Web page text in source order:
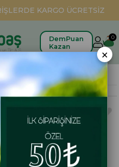
KARGO ÜCRETSİZ
DemPuan
Kazan
0
×